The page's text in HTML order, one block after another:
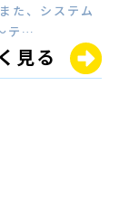
た、システム
テ…
見る